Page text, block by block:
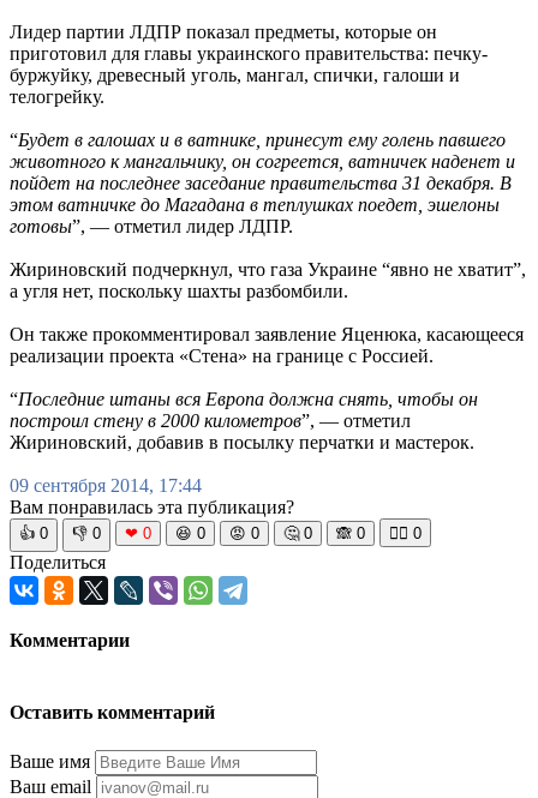
Лидер партии ЛДПР показал предметы, которые он
приготовил для главы украинского правительства: печку-
буржуйку, древесный уголь, мангал, спички, галоши и
телогрейку.
“Будет в галошах и в ватнике, принесут ему голень павшего
животного к мангальчику, он согреется, ватничек наденет и
пойдет на последнее заседание правительства 31 декабря. В
этом ватничке до Магадана в теплушках поедет, эшелоны
готовы”, — отметил лидер ЛДПР.
Жириновский подчеркнул, что газа Украине “явно не хватит”,
а угля нет, поскольку шахты разбомбили.
Он также прокомментировал заявление Яценюка, касающееся
реализации проекта «Стена» на границе с Россией.
“Последние штаны вся Европа должна снять, чтобы он
построил стену в 2000 километров”, — отметил
Жириновский, добавив в посылку перчатки и мастерок.
09 сентября 2014, 17:44
Вам понравилась эта публикация?
👍 0 👎 0 ❤ 0 😆 0 😡 0 🤔 0 🙈 0 🧘‍♀️ 0
Поделиться
Комментарии
Оставить комментарий
Ваше имя
Ваш email